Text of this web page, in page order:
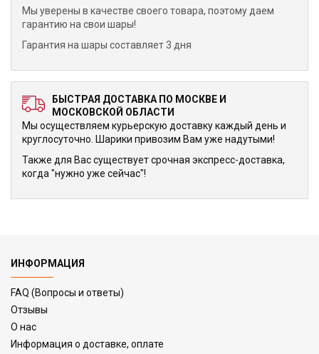
Мы уверены в качестве своего товара, поэтому даем
гарантию на свои шары!
Гарантия на шары составляет 3 дня
БЫСТРАЯ ДОСТАВКА ПО МОСКВЕ И
МОСКОВСКОЙ ОБЛАСТИ
Мы осуществляем курьерскую доставку каждый день и
круглосуточно. Шарики привозим Вам уже надутыми!
Также для Вас существует срочная экспресс-доставка,
когда "нужно уже сейчас"!
ИНФОРМАЦИЯ
FAQ (Вопросы и ответы)
Отзывы
О нас
Информация о доставке, оплате